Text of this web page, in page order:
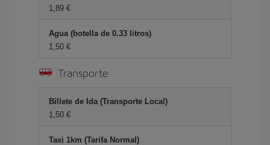
1,89
Agua (botella de 0.33 litros)
1,50
Transporte
Billete de Ida (Transporte Local)
1,50
Taxi 1km (Tarifa Normal)